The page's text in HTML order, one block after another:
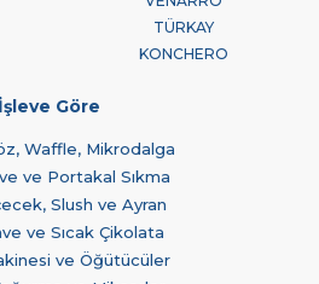
TÜRKAY
KONCHERO
İşleve Göre
Waffle, Mikrodalga
ve Portakal Sıkma
Slush ve Ayran
ve Sıcak Çikolata
ve Öğütücüler